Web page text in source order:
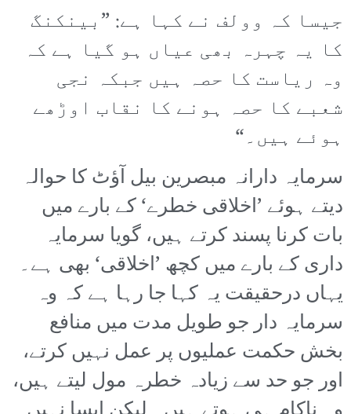
جیسا کہ وولف نے کہا ہے: ”بینکنگ
کا یہ چہرہ بھی عیاں ہو گیا ہے کہ
وہ ریاست کا حصہ ہیں جبکہ نجی
شعبے کا حصہ ہونے کا نقاب اوڑھے
ہوئے ہیں۔“
سرمایہ دارانہ مبصرین بیل آؤٹ کا حوالہ
دیتے ہوئے ’اخلاقی خطرے‘ کے بارے میں
بات کرنا پسند کرتے ہیں، گویا سرمایہ
داری کے بارے میں کچھ ’اخلاقی‘ بھی ہے۔
یہاں درحقیقت یہ کہا جا رہا ہے کہ وہ
سرمایہ دار جو طویل مدت میں منافع
بخش حکمت عملیوں پر عمل نہیں کرتے،
اور جو حد سے زیادہ خطرہ مول لیتے ہیں،